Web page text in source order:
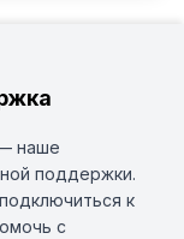
наше
поддержки.
к
с